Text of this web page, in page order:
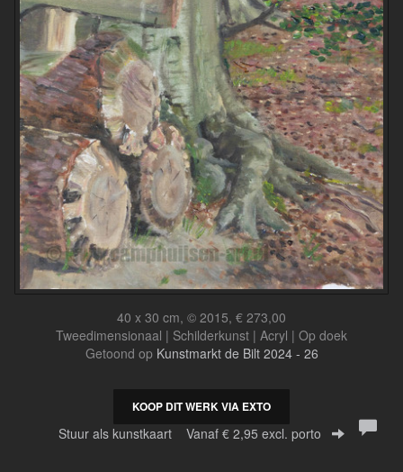
40 x 30 cm, © 2015, € 273,00
Tweedimensionaal | Schilderkunst | Acryl | Op doek
Getoond op Kunstmarkt de Bilt 2024 - 26
KOOP DIT WERK VIA EXTO
Stuur als kunstkaart Vanaf € 2,95 excl. porto